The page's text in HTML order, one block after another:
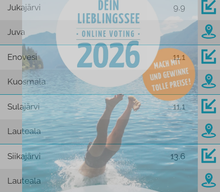
Jukajärvi 9,9
Juva
Enovesi 11,1
Kuosmala
Sulajärvi 11,1
Lauteala
Siikajärvi 13,6
Lauteala